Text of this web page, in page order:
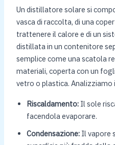
Un distillatore solare si
vasca di raccolta, di una
trattenere il calore e di un
distillata in un contenitore
semplice come una scatola
materiali, coperta con un
vetro o plastica.
Riscaldamento:Il sole
facendola evaporare.
Condensazione:Il vapore